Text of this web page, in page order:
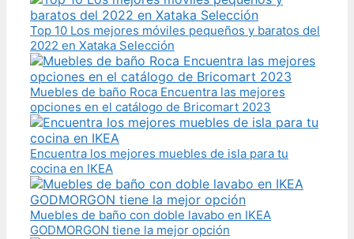
Top 10 Los mejores móviles pequeños y baratos del
2022 en Xataka Selección
Muebles de baño Roca Encuentra las mejores
opciones en el catálogo de Bricomart 2023
Encuentra los mejores muebles de isla para tu
cocina en IKEA
Muebles de baño con doble lavabo en IKEA
GODMORGON tiene la mejor opción